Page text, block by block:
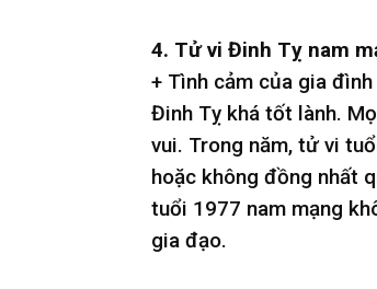
4. Tử vi Đinh Tỵ nam
+ Tình cảm của gia
Đinh Tỵ khá tốt lành.
vui. Trong năm, tử vi
hoặc không đồng nhất
tuổi 1977 nam mạng
gia đạo.